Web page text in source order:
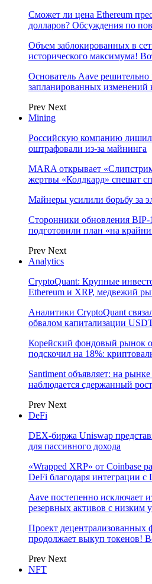
Сможет ли цена Ethereum
долларов? Обсуждения по
Объем заблокированных в
исторического максимума!
Основатель Aave решительно
запланированных изменений
Prev Next
Mining
Российскую компанию
оштрафовали из-за майнинга
MARA открывает
жертвы «Колдкард» спешат
Майнеры усилили борьбу за
Сторонники обновления BIP-
подготовили план «на
Prev Next
Analytics
CryptoQuant: Крупные
Ethereum и XRP, медвежий
Аналитики CryptoQuant
обвалом капитализации
Корейский фондовый рынок
подскочил на 18%:
Santiment объявляет: на рынке
наблюдается сдержанный
Prev Next
DeFi
DEX-биржа Uniswap
для пассивного дохода
«Wrapped XRP» от Coinbase
DeFi благодаря интеграции
Aave постепенно исключает
резервных активов с низким
Проект децентрализованных
продолжает выкуп токенов!
Prev Next
NFT